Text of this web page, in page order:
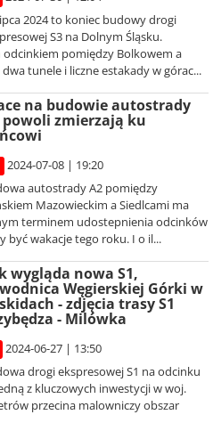
2024 to koniec budowy drogi
S3 na Dolnym Śląsku.
pomiędzy Bolkowem a
tunele i liczne estakady w górac...
na budowie autostrady
powoli zmierzają ku
2024-07-08 | 19:20
autostrady A2 pomiędzy
Mazowieckim a Siedlcami ma
terminem udostepnienia odcinków
być wakacje tego roku. I o il...
wygląda nowa S1,
Węgierskiej Górki w
- zdjęcia trasy S1
- Milówka
2024-06-27 | 13:50
drogi ekspresowej S1 na odcinku
z kluczowych inwestycji w woj.
przecina malowniczy obszar